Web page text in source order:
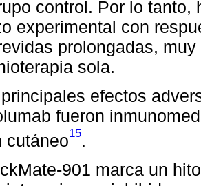
control. Por lo tanto,
experimental con
prolongadas,
sola.
efectos
fueron
cutáneo15.
901 marca un